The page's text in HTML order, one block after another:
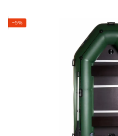
−5%